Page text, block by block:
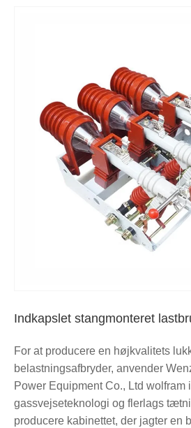
Indkapslet stangmonteret
For at producere en højkvalitets
belastningsafbryder, anvender
Power Equipment Co., Ltd wolfram
gassvejseteknologi og flerlags
producere kabinettet, der jagter en